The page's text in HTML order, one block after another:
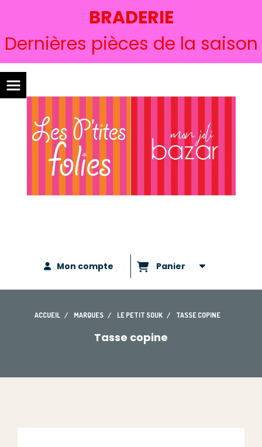
BRADERIE
Dernières pièces de la saison
Mon compte Panier
ACCUEIL MARQUES LE PETIT SOUK TASSE COPINE
Tasse copine